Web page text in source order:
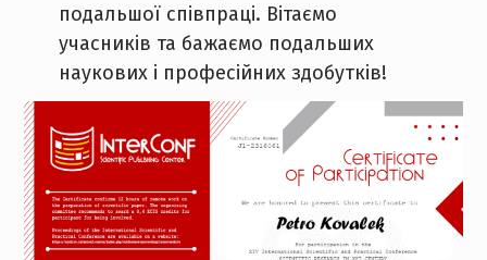
подальшої співпраці. Вітаємо
учасників та бажаємо подальших
наукових і професійних здобутків!